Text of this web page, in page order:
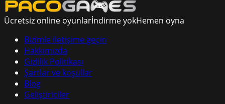
Ücretsiz online oyunlarİndirme yokHemen oyna
Bizimle iletişime geçin
Hakkımızda
Gizlilik Politikası
Şartlar ve koşullar
Blog
Geliştiriciler